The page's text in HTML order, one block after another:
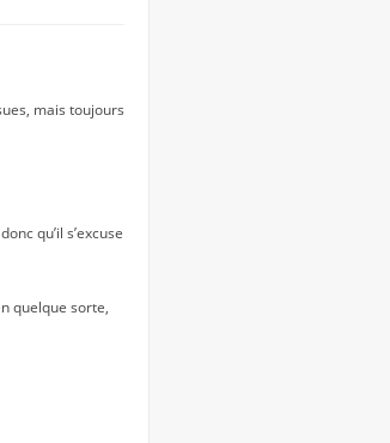
mais toujours
qu’il s’excuse
quelque sorte,